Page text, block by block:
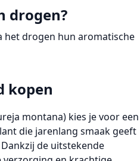
drogen?
het drogen hun aromatische
kopen
montana) kies je voor een
die jarenlang smaak geeft
de uitstekende
en krachtige